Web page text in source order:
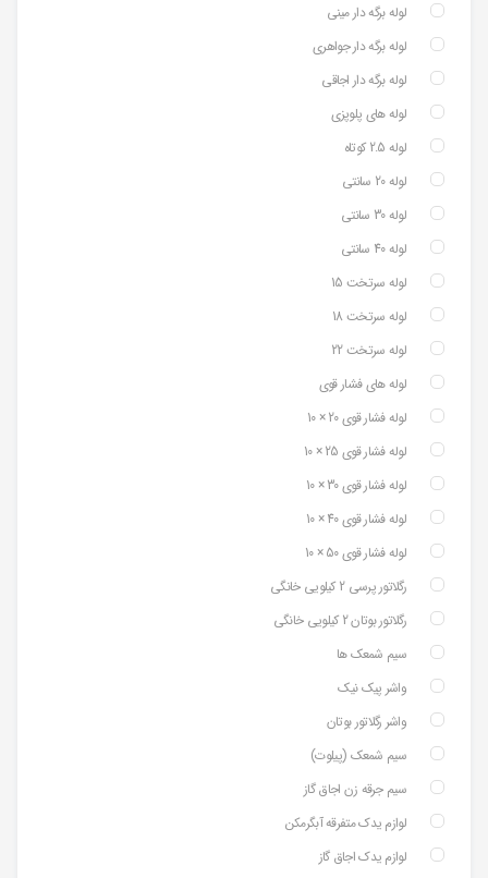
لوله برگه دار مینی
لوله برگه دار جواهری
لوله برگه دار اجاقی
لوله های پلوپزی
لوله 2.5 کوتاه
لوله 20 سانتی
لوله 30 سانتی
لوله 40 سانتی
لوله سرتخت 15
لوله سرتخت 18
لوله سرتخت 22
لوله های فشار قوی
لوله فشار قوی 20 × 10
لوله فشار قوی 25 × 10
لوله فشار قوی 30 × 10
لوله فشار قوی 40 × 10
لوله فشار قوی 50 × 10
رگلاتور پرسی 2 کیلویی خانگی
رگلاتور بوتان 2 کیلویی خانگی
سیم شمعک ها
واشر پیک نیک
واشر رگلاتور بوتان
سیم شمعک (پیلوت)
سیم جرقه زن اجاق گاز
لوازم یدک متفرقه آبگرمکن
لوازم یدک اجاق گاز